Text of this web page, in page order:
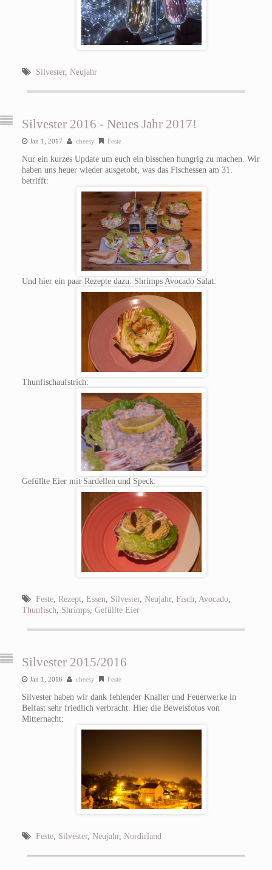
Silvester, Neujahr
Silvester 2016 - Neues Jahr 2017!
Jan 1, 2017 cheesy Feste
Nur ein kurzes Update um euch ein bisschen hungrig zu machen. Wir
haben uns heuer wieder ausgetobt, was das Fischessen am 31.
betrifft:
Und hier ein paar Rezepte dazu: Shrimps Avocado Salat:
Thunfischaufstrich:
Gefüllte Eier mit Sardellen und Speck:
Feste, Rezept, Essen Silvester, Neujahr, Fisch Avocado,
Thunfisch
Shrimps, Gefüllte Eier
Silvester 2015/2016
Jan 1, 2016 cheesy Feste
Silvester haben wir dank fehlender Knaller und Feuerwerke in
Belfast sehr friedlich verbracht. Hier die Beweisfotos von
Mitternacht:
Feste, Silvester, Neujahr, Nordirland